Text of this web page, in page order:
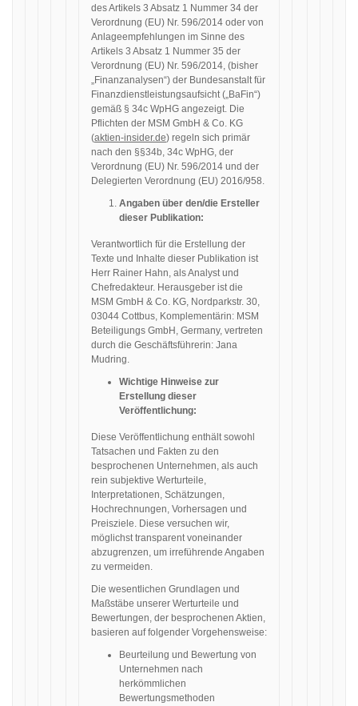
des Artikels 3 Absatz 1 Nummer 34 der
Verordnung (EU) Nr. 596/2014 oder von
Anlageempfehlungen im Sinne des
Artikels 3 Absatz 1 Nummer 35 der
Verordnung (EU) Nr. 596/2014, (bisher
„Finanzanalysen“) der Bundesanstalt für
Finanzdienstleistungsaufsicht („BaFin“)
gemäß § 34c WpHG angezeigt. Die
Pflichten der MSM GmbH & Co. KG
(aktien-insider.de) regeln sich primär
nach den §§34b, 34c WpHG, der
Verordnung (EU) Nr. 596/2014 und der
Delegierten Verordnung (EU) 2016/958.
Angaben über den/die Ersteller
dieser Publikation:
Verantwortlich für die Erstellung der
Texte und Inhalte dieser Publikation ist
Herr Rainer Hahn, als Analyst und
Chefredakteur. Herausgeber ist die
MSM GmbH & Co. KG, Nordparkstr. 30,
03044 Cottbus, Komplementärin: MSM
Beteiligungs GmbH, Germany, vertreten
durch die Geschäftsführerin: Jana
Mudring.
Wichtige Hinweise zur
Erstellung dieser
Veröffentlichung:
Diese Veröffentlichung enthält sowohl
Tatsachen und Fakten zu den
besprochenen Unternehmen, als auch
rein subjektive Werturteile,
Interpretationen, Schätzungen,
Hochrechnungen, Vorhersagen und
Preisziele. Diese versuchen wir,
möglichst transparent voneinander
abzugrenzen, um irreführende Angaben
zu vermeiden.
Die wesentlichen Grundlagen und
Maßstäbe unserer Werturteile und
Bewertungen, der besprochenen Aktien,
basieren auf folgender Vorgehensweise:
Beurteilung und Bewertung von
Unternehmen nach
herkömmlichen
Bewertungsmethoden